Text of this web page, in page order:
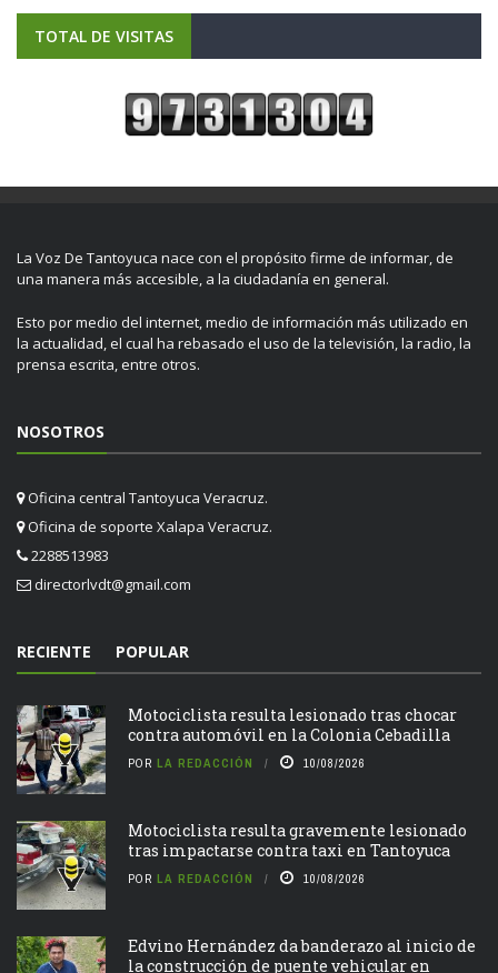
TOTAL DE VISITAS
La Voz De Tantoyuca nace con el propósito firme de informar, de
una manera más accesible, a la ciudadanía en general.
Esto por medio del internet, medio de información más utilizado en
la actualidad, el cual ha rebasado el uso de la televisión, la radio, la
prensa escrita, entre otros.
NOSOTROS
Oficina central Tantoyuca Veracruz.
Oficina de soporte Xalapa Veracruz.
2288513983
directorlvdt@gmail.com
RECIENTE POPULAR
Motociclista resulta lesionado tras chocar
contra automóvil en la Colonia Cebadilla
POR LA REDACCIÓN 10/08/2026
Motociclista resulta gravemente lesionado
tras impactarse contra taxi en Tantoyuca
POR LA REDACCIÓN 10/08/2026
Edvino Hernández da banderazo al inicio de
la construcción de puente vehicular en